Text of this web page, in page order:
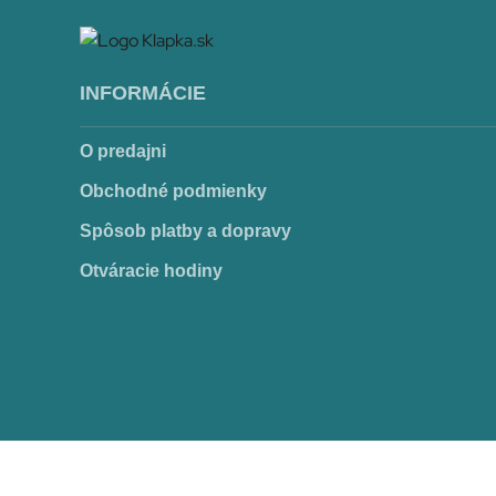
8,90€
Pridať
do
košíka
INFORMÁCIE
O predajni
Obchodné podmienky
Spôsob platby a dopravy
Otváracie hodiny